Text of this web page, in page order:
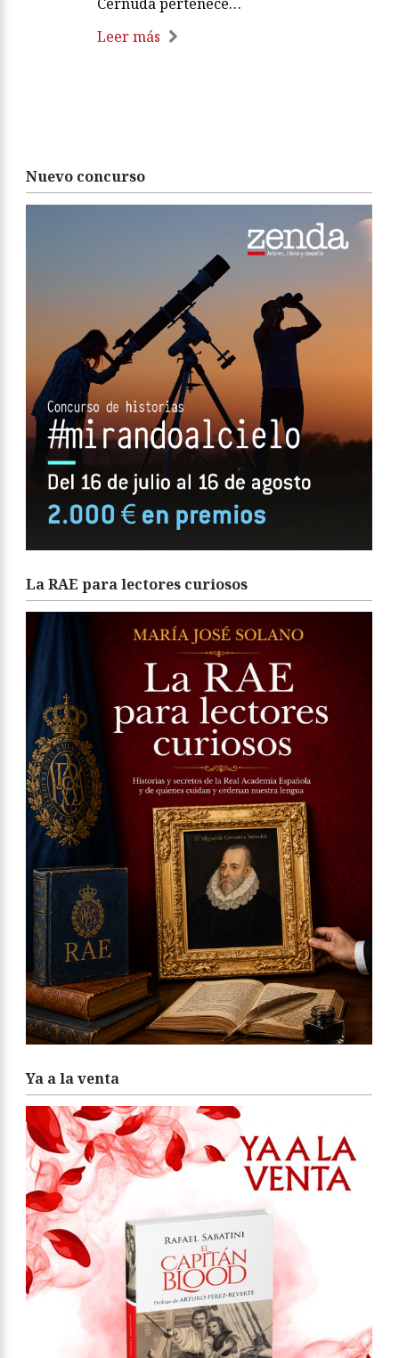
Leer más
Nuevo concurso
La RAE para lectores curiosos
Ya a la venta